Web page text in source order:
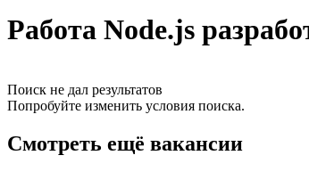
Работа Node.js
Поиск не дал результатов
Попробуйте изменить условия поиска.
Смотреть ещё вакансии